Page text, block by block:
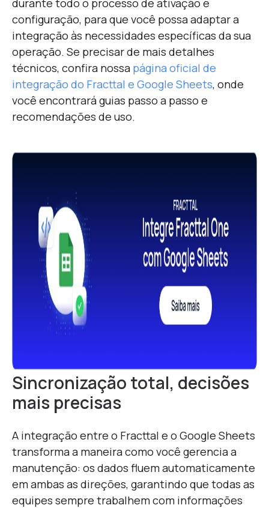
configuração, para que você possa adaptar a
integração às necessidades específicas da sua
operação. Se precisar de mais detalhes
técnicos, confira nossa página oficial de
integração do Fracttal e Google Sheets, onde
você encontrará guias passo a passo e
recomendações de uso.
Sincronização total, decisões
mais precisas
A integração entre o Fracttal e o Google Sheets
transforma a maneira como você gerencia a
manutenção: os dados fluem automaticamente
em ambas as direções, garantindo que todas as
equipes sempre trabalhem com informações